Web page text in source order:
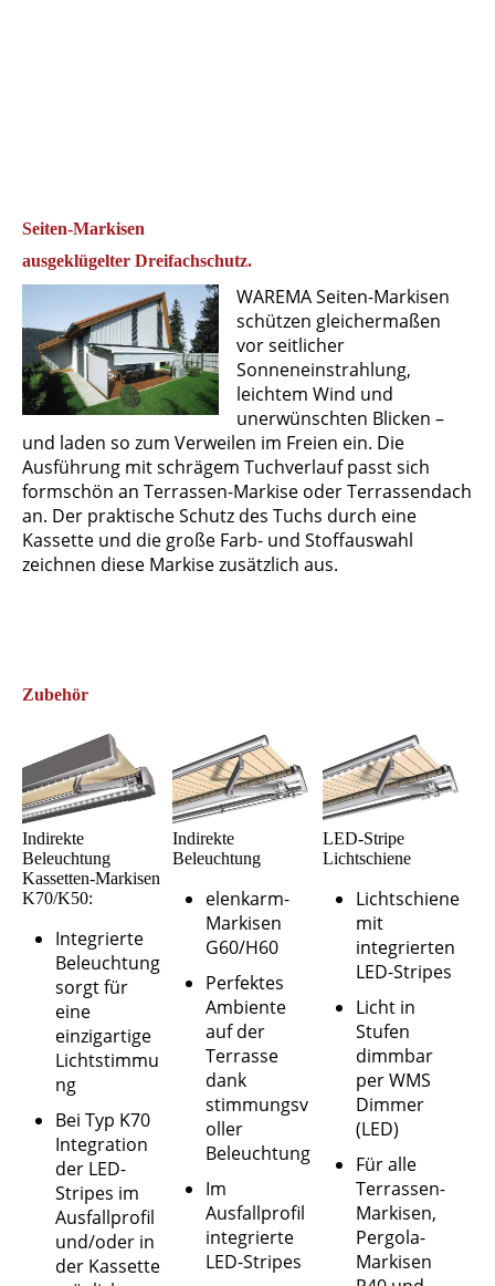
Seiten-Markisen
ausgeklügelter Dreifachschutz.
WAREMA Seiten-Markisen
schützen gleichermaßen
vor seitlicher
Sonneneinstrahlung,
leichtem Wind und
unerwünschten Blicken –
und laden so zum Verweilen im Freien ein. Die
Ausführung mit schrägem Tuchverlauf passt sich
formschön an Terrassen-Markise oder Terrassendach
an. Der praktische Schutz des Tuchs durch eine
Kassette und die große Farb- und Stoffauswahl
zeichnen diese Markise zusätzlich aus.
Zubehör
Indirekte
Beleuchtung
Kassetten-Markisen
K70/K50:
Integrierte
Beleuchtung
sorgt für
eine
einzigartige
Lichtstimmu
ng
Bei Typ K70
Integration
der LED-
Stripes im
Ausfallprofil
und/oder in
der Kassette
Indirekte
Beleuchtung
elenkarm-
Markisen
G60/H60
Perfektes
Ambiente
auf der
Terrasse
dank
stimmungsv
oller
Beleuchtung
Im
Ausfallprofil
integrierte
LED-Stripes
LED-Stripe
Lichtschiene
Lichtschiene
mit
integrierten
LED-Stripes
Licht in
Stufen
dimmbar
per WMS
Dimmer
(LED)
Für alle
Terrassen-
Markisen,
Pergola-
Markisen